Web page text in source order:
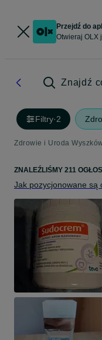
Przejdź do
Otwieraj OLX
Znajdź
Filtry·2
Zdrowie i Uroda
ZNALEŹLIŚMY 211
Jak pozycjonowane są